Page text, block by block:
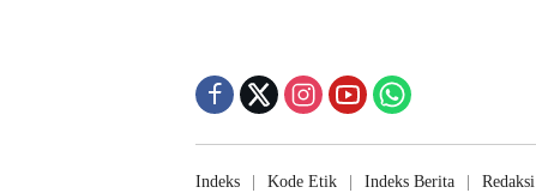
Indeks Kode Etik Indeks Berita Redaksi